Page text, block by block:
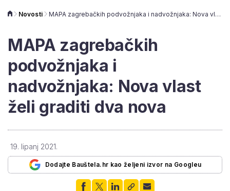
Novosti MAPA zagrebačkih podvožnjaka i nadvožnjaka: Nova vlast želi graditi dva nova
MAPA zagrebačkih
podvožnjaka i
nadvožnjaka: Nova vlast
želi graditi dva nova
19. lipanj 2021.
Dodajte Bauštela.hr kao željeni izvor na Googleu